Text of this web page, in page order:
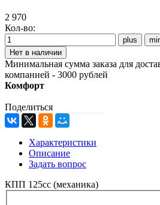
2 970
Кол-во:
Минимальная сумма заказа для
компанией - 3000 рублей
Комфорт
Поделиться
Характеристики
Описание
Задать вопрос
КПП 125сс (механика)